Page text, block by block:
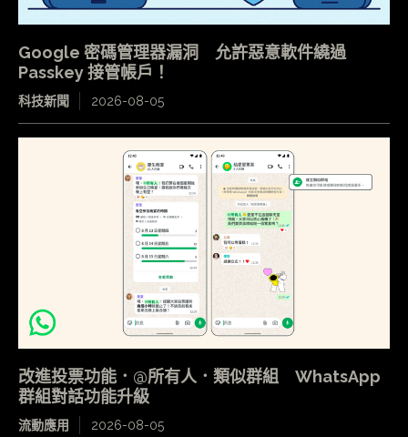
Google 密碼管理器漏洞 允許惡意軟件繞過
Passkey 接管帳戶！
科技新聞 2026-08-05
改進投票功能．@所有人．類似群組 WhatsApp
群組對話功能升級
流動應用 2026-08-05